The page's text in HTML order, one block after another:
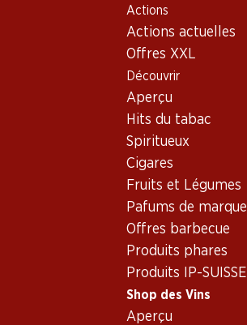
Actions
Actions actuelles
Offres XXL
Découvrir
Aperçu
Hits du tabac
Spiritueux
Cigares
Fruits et Légumes
Pafums de marque
Offres barbecue
Produits phares
Produits IP-SUISSE
Shop des Vins
Aperçu
Shop des Vins
France
Bordeaux
Ch.Smith-Haut Lafit 75
Ch.Smith-Haut Lafit 75